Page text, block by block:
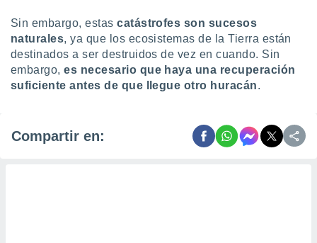
Sin embargo, estascatástrofes son sucesos
naturales, ya que los ecosistemas de la Tierra están
destinados a ser destruidos de vez en cuando. Sin
embargo,es necesario que haya una recuperación
suficiente antes de que llegue otro huracán.
Compartir en: